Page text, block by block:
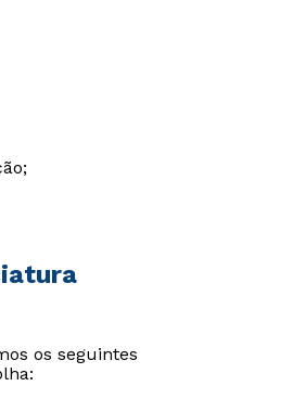
os seguintes
com aPolítica de Privacidade.
dados sejam utilizados para o
com aPolítica de Privacidade.
dados sejam utilizados para o